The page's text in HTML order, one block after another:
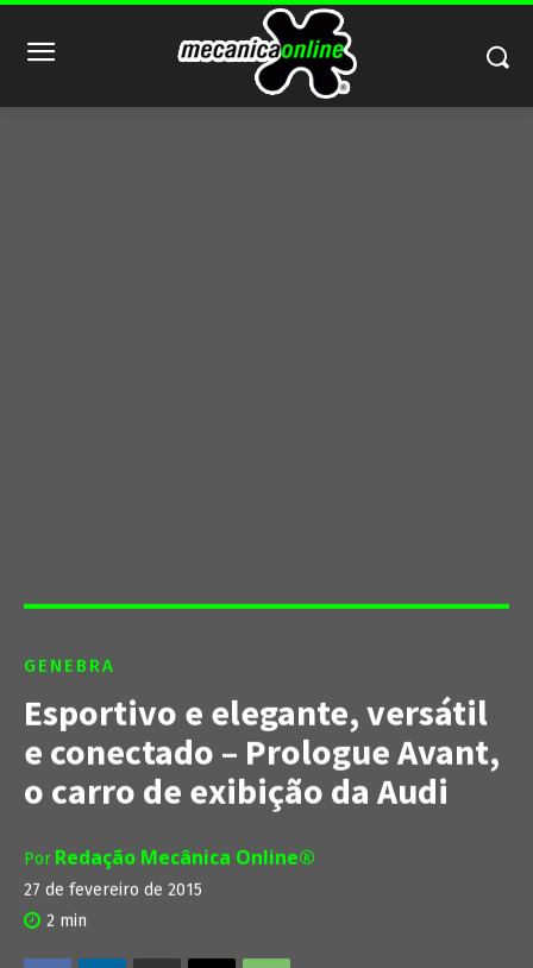
GENEBRA
Esportivo e elegante, versátil
e conectado – Prologue Avant,
o carro de exibição da Audi
Por Redação Mecânica Online®
27 de fevereiro de 2015
2 min